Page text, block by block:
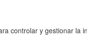
controlar y gestionar la